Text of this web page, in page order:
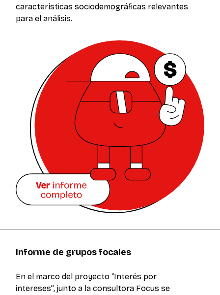
características sociodemográficas relevantes
para el análisis.
Informe de grupos focales
En el marco del proyecto “Interés por
intereses”, junto a la consultora Focus se